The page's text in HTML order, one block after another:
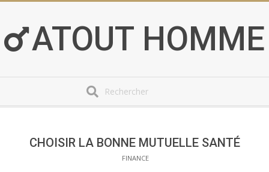
content ATOUT HOMME
CHOISIR LA BONNE MUTUELLE SANTÉ
FINANCE